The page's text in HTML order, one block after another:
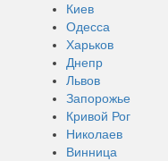
Киев
Одесса
Харьков
Днепр
Львов
Запорожье
Кривой Рог
Николаев
Винница